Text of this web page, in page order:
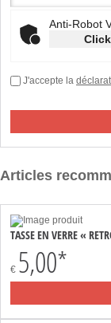
Anti-Robot
J'accepte la
Articles
TASSE EN VERRE «
€ 5,00*